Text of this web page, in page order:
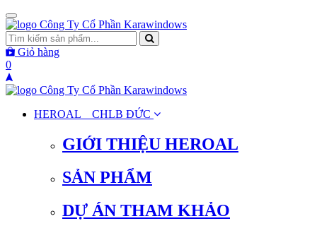
Toggle
navigation
Giỏ hàng
0
HEROAL _ CHLB ĐỨC
GIỚI THIỆU HEROAL
SẢN PHẨM
DỰ ÁN THAM KHẢO